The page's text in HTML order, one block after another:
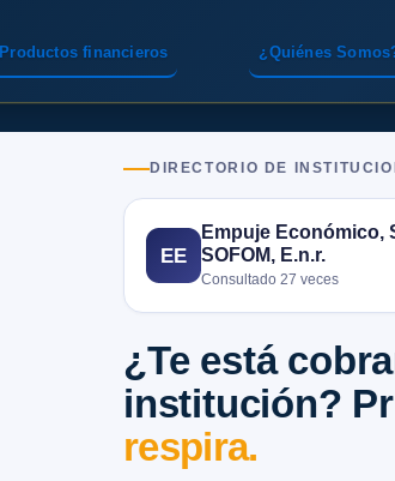
Productos financieros ¿Quiénes
DIRECTORIO DE
EE
Empuje Económico,
SOFOM, E.n.r.
Consultado 27 veces
¿Te está
institución?
respira.